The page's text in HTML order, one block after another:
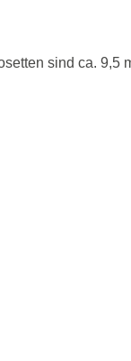
sind ca. 9,5